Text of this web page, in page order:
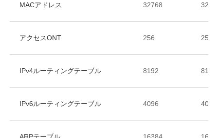
MACアドレス 32768
アクセスONT 256 256
IPv4ルーティングテーブル 8192 8192
IPv6ルーティングテーブル 4096 4096
ARPテーブル 16384